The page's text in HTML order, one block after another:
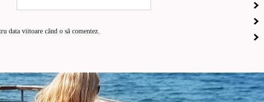
data viitoare când o să comentez.